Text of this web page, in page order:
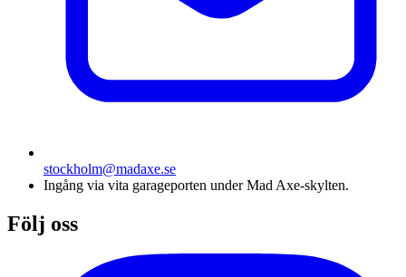
stockholm@madaxe.se
Ingång via vita garageporten under Mad Axe-skylten.
Följ oss